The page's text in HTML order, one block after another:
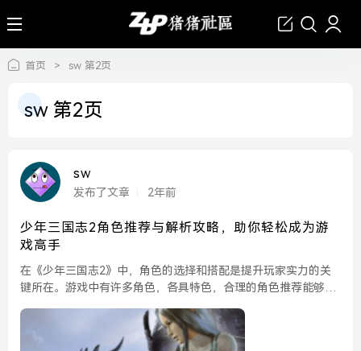
首页 > sw 第2页
sw 第2页
sw
发布了文章 2年前
少年三国志2角色推荐与解析攻略，助你轻松成为游
戏高手
在《少年三国志2》中，角色的选择和搭配是提升玩家实力的关
键所在。游戏中有许多角色，各具特色，合理的角色推荐能够帮
并提供一些实用的搭配建议，助你轻松成为游戏高手。...